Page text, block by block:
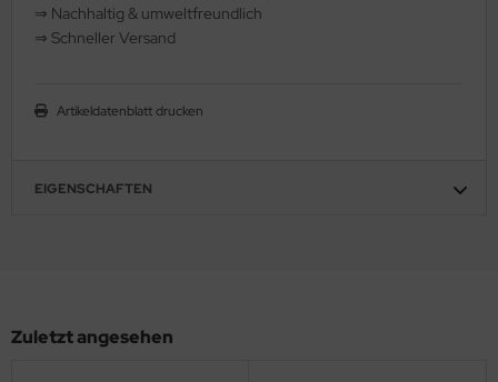
⇒ ️ Nachhaltig & umweltfreundlich
⇒ ️ Schneller Versand
Artikeldatenblatt drucken
EIGENSCHAFTEN
Zuletzt angesehen
/ Rucksäcke